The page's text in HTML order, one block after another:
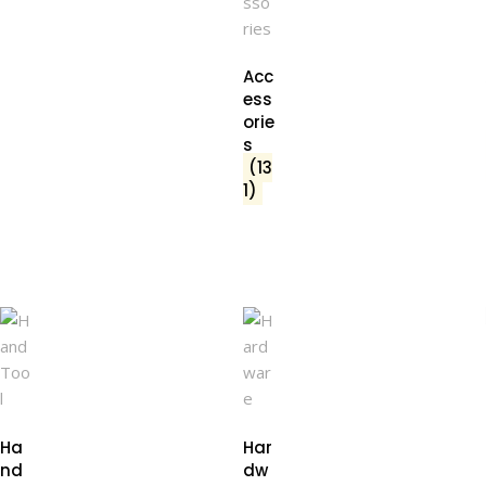
Acc
ess
orie
s
(13
1)
Ha
nd
Har
dw